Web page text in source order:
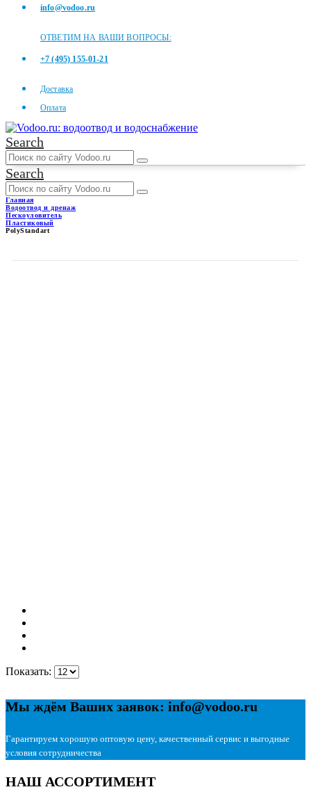
info@vodoo.ru
ОТВЕТИМ НА ВАШИ ВОПРОСЫ:
+7 (495) 155-01-21
Доставка
Оплата
Search
Search
Главная
Водоотвод и дренаж
Пескоуловитель
Пластиковый
PolyStandart
Показать:
Мы ждём Ваших заявок: info@vodoo.ru
Гарантируем хорошую оптовую цену, качественный сервис и выгодные
условия сотрудничества
НАШ АССОРТИМЕНТ